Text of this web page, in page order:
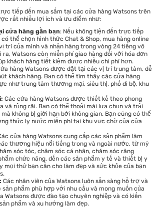
tiếp đến mua sắm tại các cửa hàng Watsons trên
rất nhiều lợi ích và ưu điểm như:
cửa hàng gần bạn: Nếu không tiện đến trực tiếp
có thể chọn hình thức Chat & Shop, mua hàng online
trí của mình và nhận hàng trong vòng 24 tiếng vô
ra, Watsons còn miễn phí giao hàng đối với hóa đơn
khách hàng tiết kiệm được nhiều chi phí hơn.
hàng Watsons được đặt tại các vị trí trung tâm, dễ
khách hàng. Bạn có thể tìm thấy các cửa hàng
như trung tâm thương mại, siêu thị, phố đi bộ, khu
Các cửa hàng Watsons được thiết kế theo phong
và rộng rãi. Bạn có thể thoải mái lựa chọn và trải
không bị giới hạn bởi không gian. Bạn cũng có thể
thức ly nước miễn phí tại khu vực chờ của cửa
cửa hàng Watsons cung cấp các sản phẩm làm
thương hiệu nổi tiếng trong và ngoài nước, từ mỹ
sóc tóc, chăm sóc cá nhân, chăm sóc răng
chức năng, đến các sản phẩm y tế và thiết bị y
mọi thứ bạn cần cho làm đẹp và sức khỏe của bạn
Các nhân viên của Watsons luôn sẵn sàng hỗ trợ và
phẩm phù hợp với nhu cầu và mong muốn của
Watsons được đào tạo chuyên nghiệp và có kiến
phẩm và xu hướng làm đẹp.